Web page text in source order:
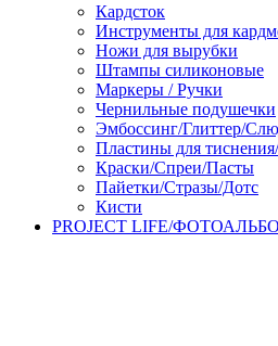
Кардсток
Инструменты для
Ножи для вырубки
Штампы силиконовые
Маркеры / Ручки
Чернильные подушечки
Эмбоссинг/Глиттер/
Пластины для
Краски/Спреи/Пасты
Пайетки/Стразы/Дотс
Кисти
PROJECT LIFE/